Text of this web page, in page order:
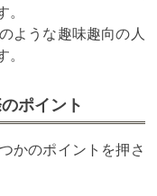
ような趣味趣向の人
ポイント
かのポイントを押さ